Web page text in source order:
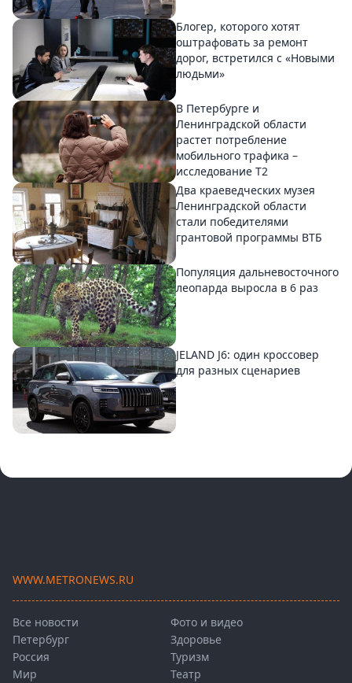
Блогер, которого хотят
оштрафовать за ремонт
дорог, встретился с «Новыми
людьми»
В Петербурге и
Ленинградской области
растет потребление
мобильного трафика –
исследование T2
Два краеведческих музея
Ленинградской области
стали победителями
грантовой программы ВТБ
Популяция дальневосточного
леопарда выросла в 6 раз
JELAND J6: один кроссовер
для разных сценариев
WWW.METRONEWS.RU
Все новости
Петербург
Россия
Мир
Фото и видео
Здоровье
Туризм
Театр